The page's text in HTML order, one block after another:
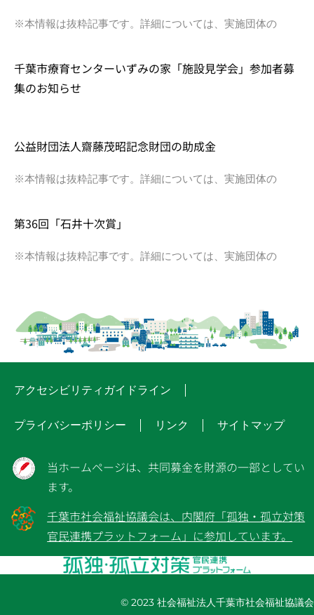
※本情報は抜粋記事です。詳細については、実施団体の
千葉市療育センターいずみの家「施設見学会」参加者募
集のお知らせ
公益財団法人齋藤茂昭記念財団の助成金
※本情報は抜粋記事です。詳細については、実施団体の
第36回「石井十次賞」
※本情報は抜粋記事です。詳細については、実施団体の
アクセシビリティガイドライン
プライバシーポリシー リンク サイトマップ
当ホームページは、共同募金を財源の一部としてい
ます。
千葉市社会福祉協議会は、内閣府「孤独・孤立対策
官民連携プラットフォーム」に参加しています。
© 2023 社会福祉法人千葉市社会福祉協議会